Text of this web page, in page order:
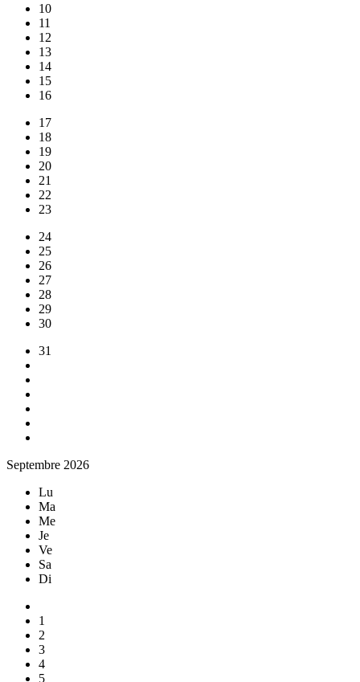
10
11
12
13
14
15
16
17
18
19
20
21
22
23
24
25
26
27
28
29
30
31
Septembre 2026
Lu
Ma
Me
Je
Ve
Sa
Di
1
2
3
4
5